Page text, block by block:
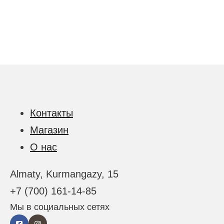
Контакты
Магазин
О нас
Almaty, Kurmangazy, 15
+7 (700) 161-14-85
Мы в социальных сетях